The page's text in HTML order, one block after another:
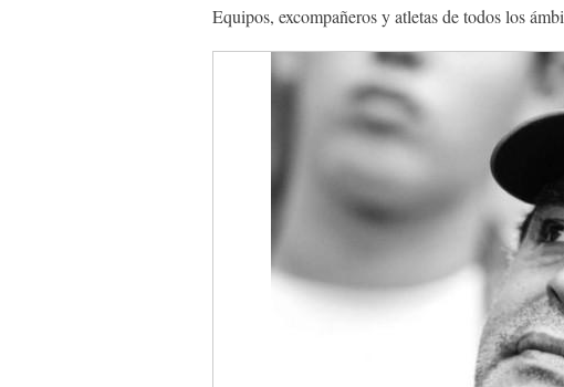
Equipos, excompañeros y atletas de todos los